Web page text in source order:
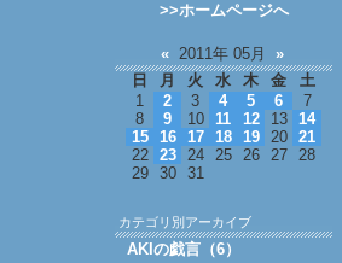
>>ホームページへ
« 2011年 05月 »
日
月 火 水 木 金
土
1
2 3 4 5 6
7
8
9 10 11 12 13
14
15
16 17 18 19 20
21
22
23 24 25 26 27
28
29
30 31
カテゴリ別アーカイブ
AKIの戯言（6）